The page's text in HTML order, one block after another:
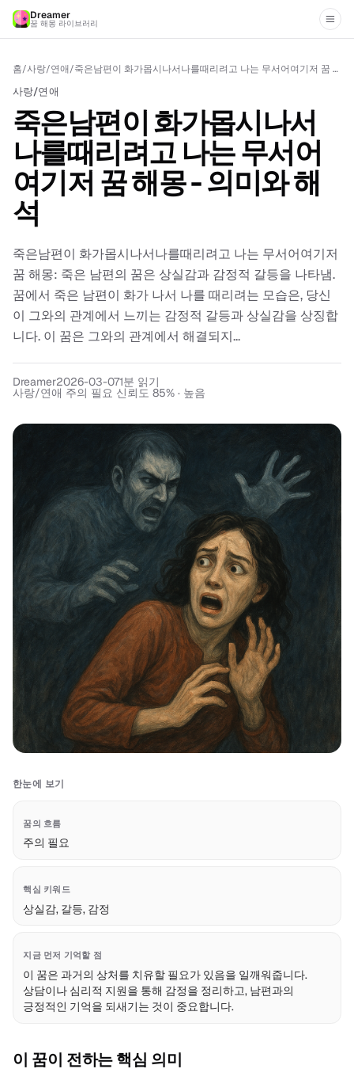
Dreamer
꿈 해몽 라이브러리
홈/사랑/연애/ 죽은남편이 화가몹시나서나를때리려고 나는 무서어여기저 꿈 해몽 - 의미와 해석
사랑/연애
죽은남편이 화가몹시나서
나를때리려고 나는 무서어
여기저 꿈 해몽 - 의미와 해
석
죽은남편이 화가몹시나서나를때리려고 나는 무서어여기저
꿈 해몽: 죽은 남편의 꿈은 상실감과 감정적 갈등을 나타냄.
꿈에서 죽은 남편이 화가 나서 나를 때리려는 모습은, 당신
이 그와의 관계에서 느끼는 감정적 갈등과 상실감을 상징합
니다. 이 꿈은 그와의 관계에서 해결되지...
Dreamer2026-03-071분 읽기
사랑/연애 주의 필요 신뢰도 85% · 높음
한눈에 보기
꿈의 흐름
주의 필요
핵심 키워드
상실감, 갈등, 감정
지금 먼저 기억할 점
이 꿈은 과거의 상처를 치유할 필요가 있음을 일깨워줍니다.
상담이나 심리적 지원을 통해 감정을 정리하고, 남편과의
긍정적인 기억을 되새기는 것이 중요합니다.
이 꿈이 전하는 핵심 의미